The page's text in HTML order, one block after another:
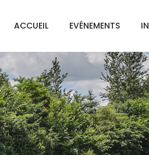
ACCUEIL EVÉNEMENTS